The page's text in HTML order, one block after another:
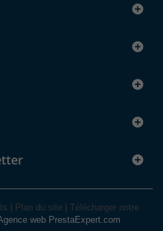
Plan du site| Télécharger notre
web PrestaExpert.com